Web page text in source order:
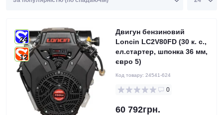
24
12
Двигун бензиновий
Loncin LC2V80FD (30 к. с.,
ел.стартер, шпонка 36 мм,
євро 5)
Код товару: 24541-624
0
60 792грн.